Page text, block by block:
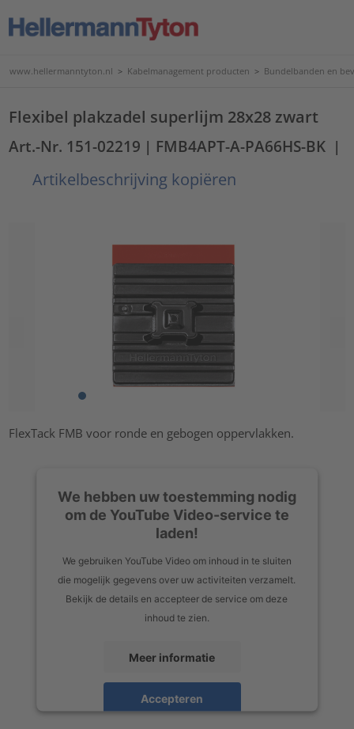
www.hellermanntyton.nl > Kabelmanagement producten > Bundelbanden en
Flexibel plakzadel superlijm 28x28 zwart
Art.-Nr. 151-02219 | FMB4APT-A-PA66HS-BK |
Artikelbeschrijving kopiëren
FlexTack FMB voor ronde en gebogen oppervlakken.
We hebben uw toestemming nodig
om de YouTube Video-service te
laden!
We gebruiken YouTube Video om inhoud in te sluiten
die mogelijk gegevens over uw activiteiten verzamelt.
Bekijk de details en accepteer de service om deze
inhoud te zien.
Meer informatie
Accepteren